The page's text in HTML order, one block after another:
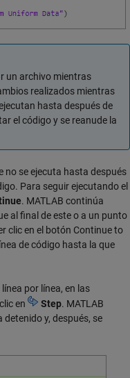
un archivo mientras
realizados mientras
hasta después de
el código y se reanude la
no se ejecuta hasta después
Para seguir ejecutando el
. MATLAB continúa
al final de este o a un punto
clic en el botón Continue to
de código hasta la que
por línea, en las
en Step. MATLAB
detenido y, después, se